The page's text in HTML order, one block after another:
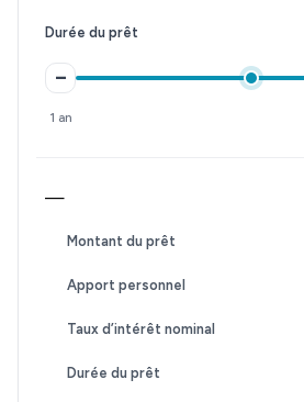
Durée du prêt
–
1 an
—
Montant du prêt
Apport personnel
Taux d’intérêt nominal
Durée du prêt